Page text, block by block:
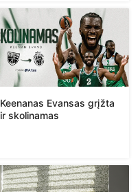
Keenanas Evansas grįžta
ir skolinamas